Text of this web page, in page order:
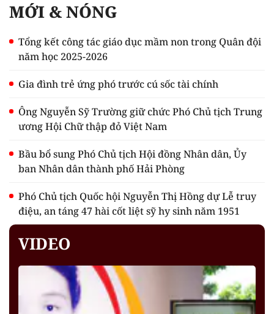
MỚI & NÓNG
Tổng kết công tác giáo dục mầm non trong Quân đội
năm học 2025-2026
Gia đình trẻ ứng phó trước cú sốc tài chính
Ông Nguyễn Sỹ Trường giữ chức Phó Chủ tịch Trung
ương Hội Chữ thập đỏ Việt Nam
Bầu bổ sung Phó Chủ tịch Hội đồng Nhân dân, Ủy
ban Nhân dân thành phố Hải Phòng
Phó Chủ tịch Quốc hội Nguyễn Thị Hồng dự Lễ truy
điệu, an táng 47 hài cốt liệt sỹ hy sinh năm 1951
VIDEO